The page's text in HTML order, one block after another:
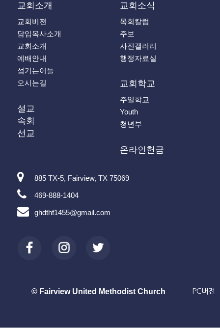
교회소개
교회비젼
담임목사소개
교회소개
예배안내
섬기는이들
오시는길
설교
속회
선교
교회소식
목회칼럼
주보
사진갤러리
행정자료실
교회학교
주일학교
Youth
청년부
온라인헌금
885 TX-5, Fairview, TX 75069
469-888-1404
ghdthf1455@gmail.com
© Fairview United Methodist Church PC버전